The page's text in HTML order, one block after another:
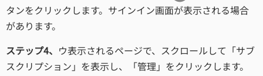
タンをクリックします。サインイン画面が表示される場合
があります。
ステップ4、 ウ表示されるページで、スクロールして「サブ
スクリプション」を表示し、「管理」をクリックします。